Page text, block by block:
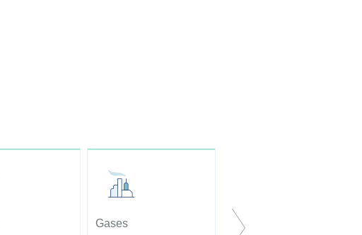
Gases Pirómetros ópticos